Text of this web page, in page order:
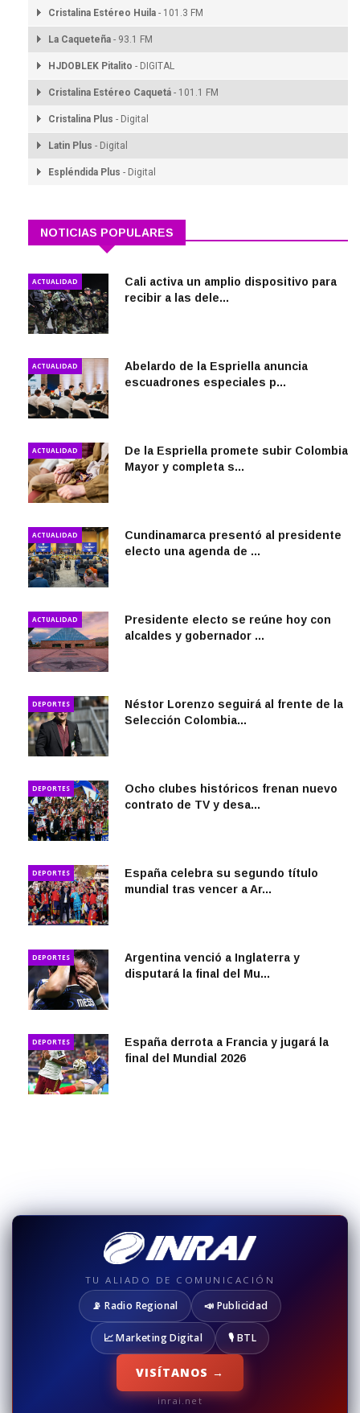
Cristalina Estéreo Huila - 101.3 FM
La Caqueteña - 93.1 FM
HJDOBLEK Pitalito - DIGITAL
Cristalina Estéreo Caquetá - 101.1 FM
Cristalina Plus - Digital
Latin Plus - Digital
Espléndida Plus - Digital
NOTICIAS POPULARES
ACTUALIDAD
Cali activa un amplio dispositivo para
recibir a las dele...
ACTUALIDAD
Abelardo de la Espriella anuncia
escuadrones especiales p...
ACTUALIDAD
De la Espriella promete subir Colombia
Mayor y completa s...
ACTUALIDAD
Cundinamarca presentó al presidente
electo una agenda de ...
ACTUALIDAD
Presidente electo se reúne hoy con
alcaldes y gobernador ...
DEPORTES
Néstor Lorenzo seguirá al frente de la
Selección Colombia...
DEPORTES
Ocho clubes históricos frenan nuevo
contrato de TV y desa...
DEPORTES
España celebra su segundo título
mundial tras vencer a Ar...
DEPORTES
Argentina venció a Inglaterra y
disputará la final del Mu...
DEPORTES
España derrota a Francia y jugará la
final del Mundial 2026
TU ALIADO DE COMUNICACIÓN
📡 Radio Regional 📣 Publicidad
📈 Marketing Digital 🎙️ BTL
VISÍTANOS →
inrai.net